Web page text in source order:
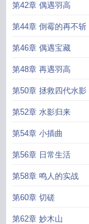
第42章 偶遇羽高
第44章 倒霉的再不斩
第46章 偶遇宝藏
第48章 再遇羽高
第50章 拯救四代水影
第52章 水影归来
第54章 小插曲
第56章 日常生活
第58章 鸣人的实战
第60章 切磋
第62章 妙木山